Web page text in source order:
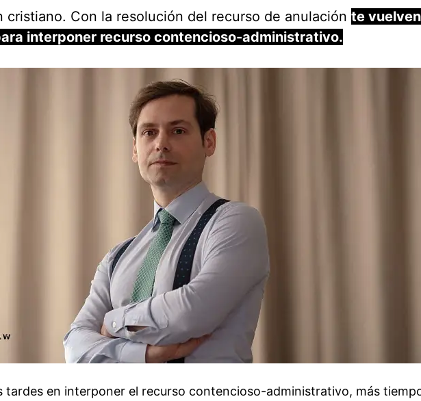
cristiano. Con la resolución del recurso de anulación te
interponer recurso contencioso-administrativo.
tardes en interponer el recurso contencioso-administrativo, más